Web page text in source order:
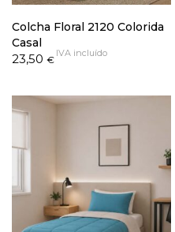
Colcha Floral 2120 Colorida
Casal
23,50 €
IVA incluído